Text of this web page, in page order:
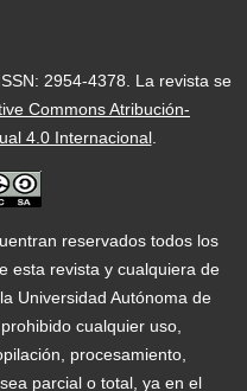
2954-4378. La revista se
Commons Atribución-
4.0 Internacional.
reservados todos los
esta revista y cualquiera de
Universidad Autónoma de
cualquier uso,
procesamiento,
parcial o total, ya en el